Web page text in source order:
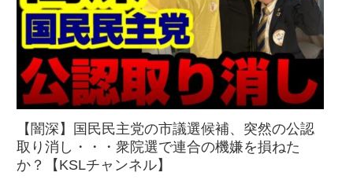
【闇深】国民民主党の市議選候補、突然の公認
取り消し・・・衆院選で連合の機嫌を損ねた
か？【KSLチャンネル】